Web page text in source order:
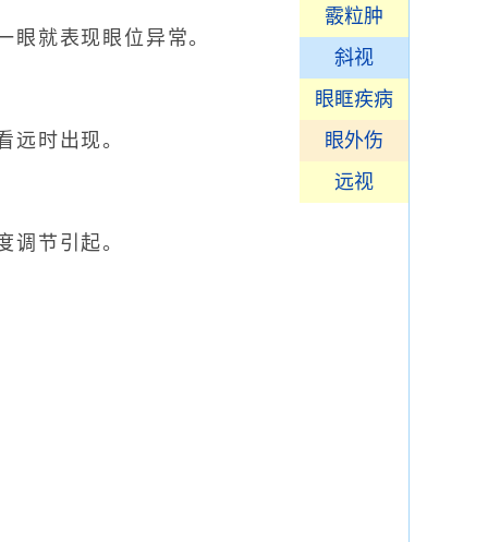
霰粒肿
斜视
眼眶疾病
眼外伤
远视
就表现眼位异常。
时出现。
调节引起。